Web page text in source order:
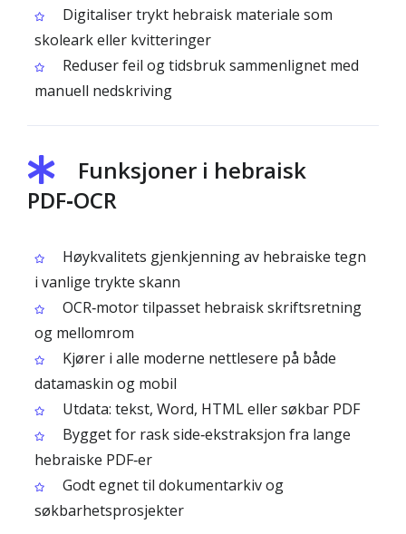
Digitaliser trykt hebraisk materiale som
skoleark eller kvitteringer
Reduser feil og tidsbruk sammenlignet med
manuell nedskriving
Funksjoner i hebraisk
PDF‑OCR
Høykvalitets gjenkjenning av hebraiske tegn
i vanlige trykte skann
OCR‑motor tilpasset hebraisk skriftsretning
og mellomrom
Kjører i alle moderne nettlesere på både
datamaskin og mobil
Utdata: tekst, Word, HTML eller søkbar PDF
Bygget for rask side‑ekstraksjon fra lange
hebraiske PDF‑er
Godt egnet til dokumentarkiv og
søkbarhetsprosjekter